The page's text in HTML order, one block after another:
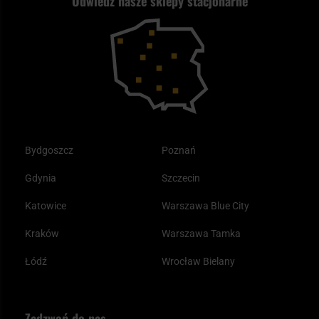
Reklamacje i gwarancja
Bydgoszcz
Gdynia
Katowice
Kraków
Łódź
Poznań
Szczecin
Warszawa Blue City
Warszawa Tamka
Wrocław Bielany
Kupony i kody rabatowe
Plecak ewakuacyjny preppersa